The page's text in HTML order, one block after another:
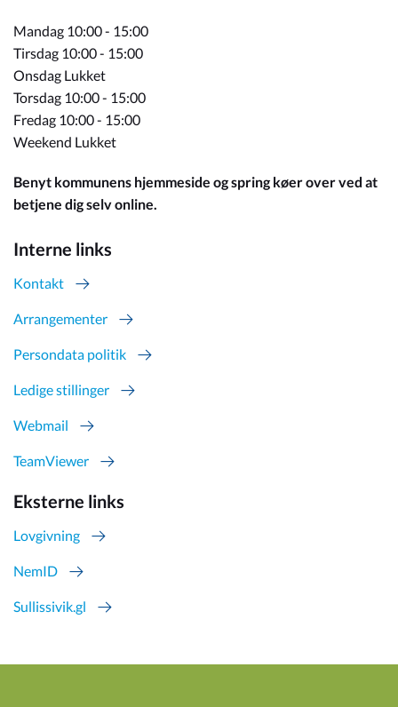
Mandag 10:00 - 15:00
Tirsdag 10:00 - 15:00
Onsdag Lukket
Torsdag 10:00 - 15:00
Fredag 10:00 - 15:00
Weekend Lukket
Benyt kommunens hjemmeside og spring køer over ved at
betjene dig selv online.
Interne links
Kontakt
Arrangementer
Persondata politik
Ledige stillinger
Webmail
TeamViewer
Eksterne links
Lovgivning
NemID
Sullissivik.gl